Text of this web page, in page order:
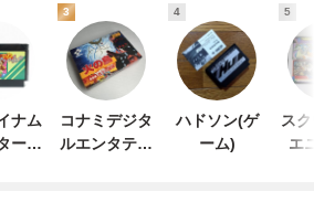
ナム
ーテ
3
コナミデジタ
ルエンタテイ
4
ハドソン(ゲ
ーム)
5
ス
エ